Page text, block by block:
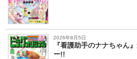
2026年8月5日
『看護助手のナナちゃん
ー!!